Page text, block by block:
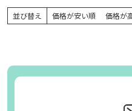
並び替え 価格が安い順 価格が